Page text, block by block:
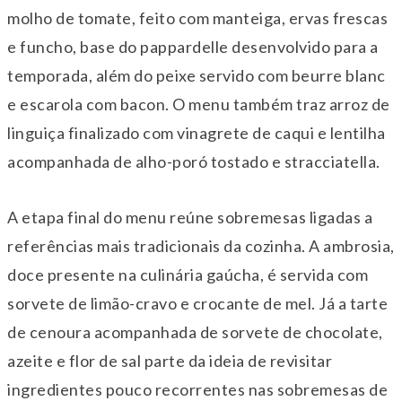
molho de tomate, feito com manteiga, ervas frescas
e funcho, base do pappardelle desenvolvido para a
temporada, além do peixe servido com beurre blanc
e escarola com bacon. O menu também traz arroz de
linguiça finalizado com vinagrete de caqui e lentilha
acompanhada de alho-poró tostado e stracciatella.
A etapa final do menu reúne sobremesas ligadas a
referências mais tradicionais da cozinha. A ambrosia,
doce presente na culinária gaúcha, é servida com
sorvete de limão-cravo e crocante de mel. Já a tarte
de cenoura acompanhada de sorvete de chocolate,
azeite e flor de sal parte da ideia de revisitar
ingredientes pouco recorrentes nas sobremesas de